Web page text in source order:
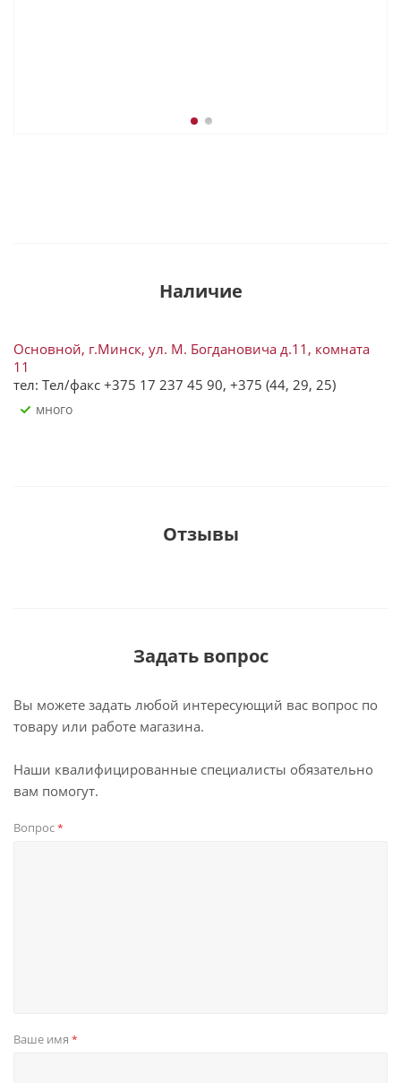
Наличие
Основной, г.Минск, ул. М. Богдановича д.11, комната
11
тел: Тел/факс +375 17 237 45 90, +375 (44, 29, 25)
Много
Отзывы
Задать вопрос
Вы можете задать любой интересующий вас вопрос по
товару или работе магазина.
Наши квалифицированные специалисты обязательно
вам помогут.
Вопрос*
Ваше имя *